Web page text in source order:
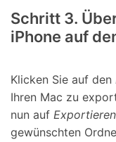
Schritt 3.
iPhone auf
Klicken Sie auf den
Ihren Mac zu
nun auf Exportieren
gewünschten